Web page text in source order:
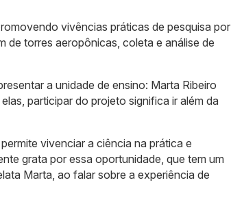
vivências práticas de pesquisa por
de torres aeropônicas, coleta e análise de
a unidade de ensino: Marta Ribeiro
participar do projeto significa ir além da
vivenciar a ciência na prática e
grata por essa oportunidade, que tem um
Marta, ao falar sobre a experiência de